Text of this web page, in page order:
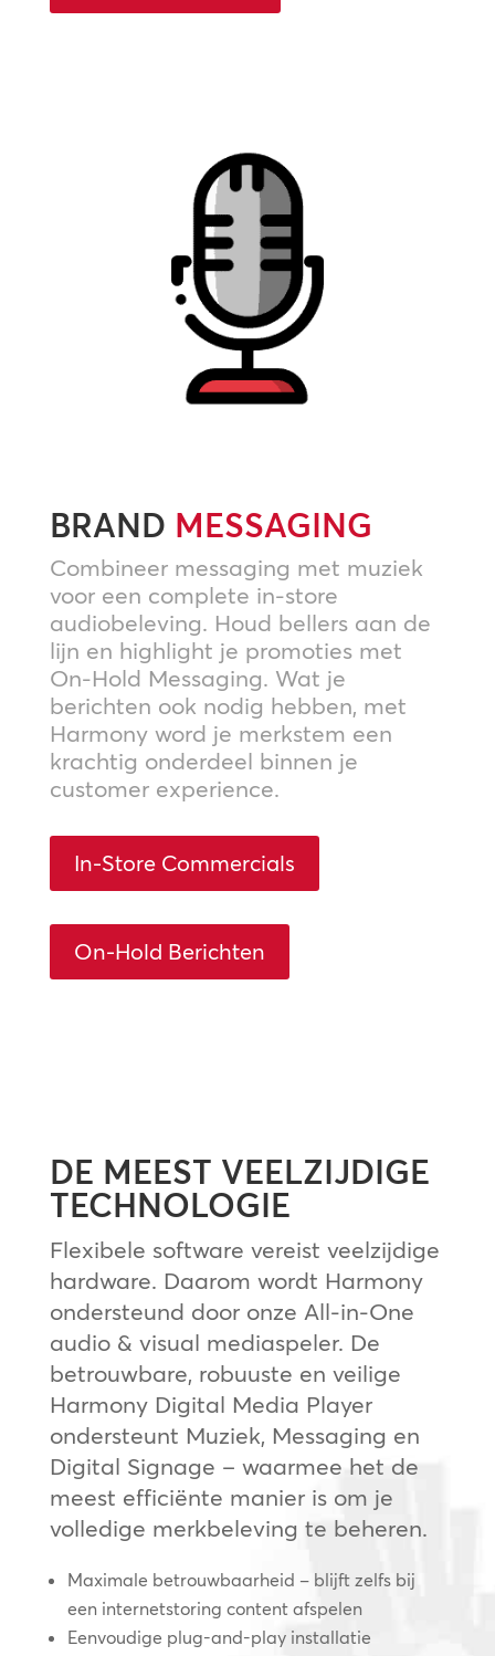
BRAND MESSAGING
Combineer messaging met muziek
voor een complete in-store
audiobeleving. Houd bellers aan de
lijn en highlight je promoties met
On-Hold Messaging. Wat je
berichten ook nodig hebben, met
Harmony word je merkstem een
krachtig onderdeel binnen je
customer experience.
In-Store Commercials
On-Hold Berichten
DE MEEST VEELZIJDIGE
TECHNOLOGIE
Flexibele software vereist veelzijdige
hardware. Daarom wordt Harmony
ondersteund door onze All-in-One
audio & visual mediaspeler. De
betrouwbare, robuuste en veilige
Harmony Digital Media Player
ondersteunt Muziek, Messaging en
Digital Signage – waarmee het de
meest efficiënte manier is om je
volledige merkbeleving te beheren.
Maximale betrouwbaarheid – blijft zelfs bij
een internetstoring content afspelen
Eenvoudige plug-and-play installatie